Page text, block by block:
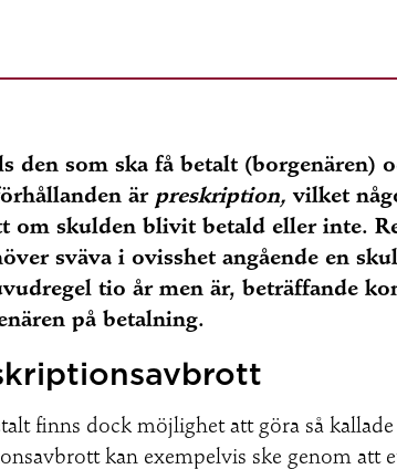
som ska få betalt (borgenären)
är preskription, vilket
om skulden blivit betald eller inte.
sväva i ovisshet angående en
tio år men är, beträffande
på betalning.
finns dock möjlighet att göra så
kan exempelvis ske genom